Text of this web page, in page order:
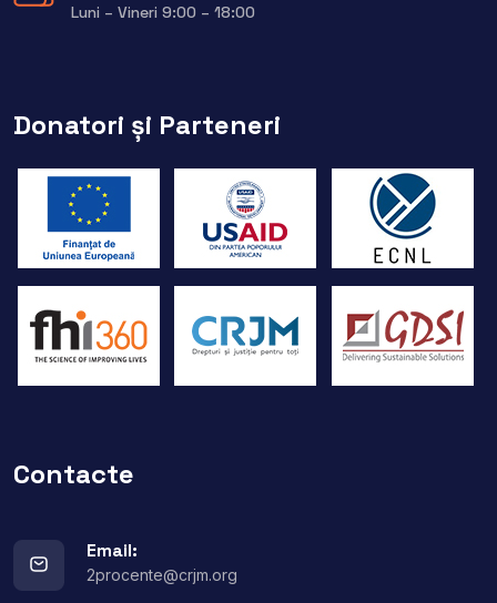
Luni – Vineri 9:00 – 18:00
Donatori și Parteneri
Contacte
Email:
2procente@crjm.org